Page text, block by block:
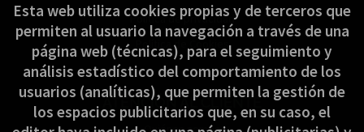
Política de privacidad
Política de Cookies
ATENCIÓN AL CLIENTE
Quiénes somos
Esta web utiliza cookies propias y de terceros que
permiten al usuario la navegación a través de una
página web (técnicas), para el seguimiento y
análisis estadístico del comportamiento de los
usuarios (analíticas), que permiten la gestión de
los espacios publicitarios que, en su caso, el